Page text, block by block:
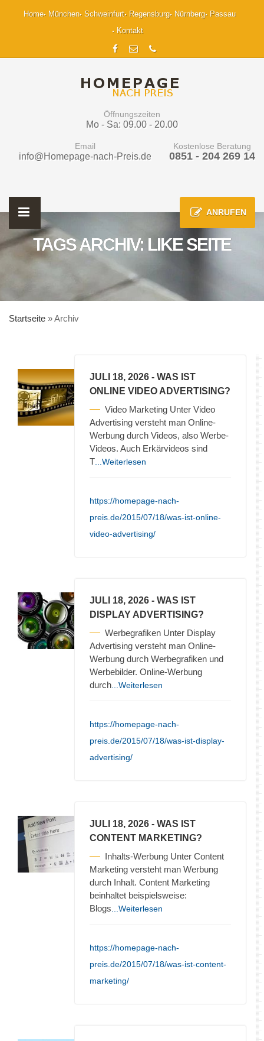
Home München Schweinfurt Regensburg Nürnberg
Passau
Kontakt
Öffnungszeiten
Mo - Sa: 09.00 - 20.00
Email
info@Homepage-nach-Preis.de
Kostenlose Beratung
0851 - 204 269 14
ANRUFEN
TAGS ARCHIV: LIKE SEITE
Startseite »Archiv
JULI 18, 2026 - WAS IST
ONLINE VIDEO ADVERTISING?
Video Marketing Unter Video
Advertising versteht man Online-
Werbung durch Videos, also Werbe-
Videos. Auch Erkärvideos sind
T ...Weiterlesen
https://homepage-nach-
preis.de/2015/07/18/was-ist-online-
video-advertising/
JULI 18, 2026 - WAS IST
DISPLAY ADVERTISING?
Werbegrafiken Unter Display
Advertising versteht man Online-
Werbung durch Werbegrafiken und
Werbebilder. Online-Werbung
durch ...Weiterlesen
https://homepage-nach-
preis.de/2015/07/18/was-ist-display-
advertising/
JULI 18, 2026 - WAS IST
CONTENT MARKETING?
Inhalts-Werbung Unter Content
Marketing versteht man Werbung
durch Inhalt. Content Marketing
beinhaltet beispielsweise:
Blogs ...Weiterlesen
https://homepage-nach-
preis.de/2015/07/18/was-ist-content-
marketing/